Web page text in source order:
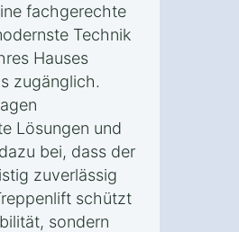
fachgerechte
Technik
Hauses
zugänglich.
Lösungen und
bei, dass der
zuverlässig
schützt
sondern